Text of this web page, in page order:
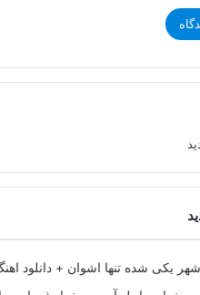
یکی شده تنها اشوان + دانلود